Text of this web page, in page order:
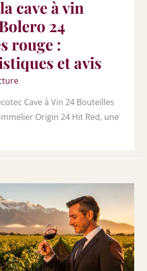
cave à vin
24
rouge :
et avis
Cave à Vin 24 Bouteilles
Origin 24 Hit Red, une